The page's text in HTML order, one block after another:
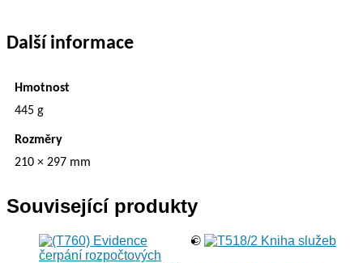
Další informace
Hmotnost
445 g
Rozměry
210 × 297 mm
Související produkty
©